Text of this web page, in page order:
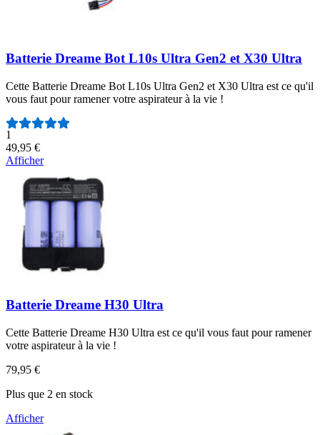
Batterie Dreame Bot L10s Ultra Gen2 et X30 Ultra
Cette Batterie Dreame Bot L10s Ultra Gen2 et X30 Ultra est ce qu'il
vous faut pour ramener votre aspirateur à la vie !
Nombre d'avis :
1
49,95 €
Afficher
Batterie Dreame H30 Ultra
Cette Batterie Dreame H30 Ultra est ce qu'il vous faut pour ramener
votre aspirateur à la vie !
79,95 €
Plus que 2 en stock
Afficher